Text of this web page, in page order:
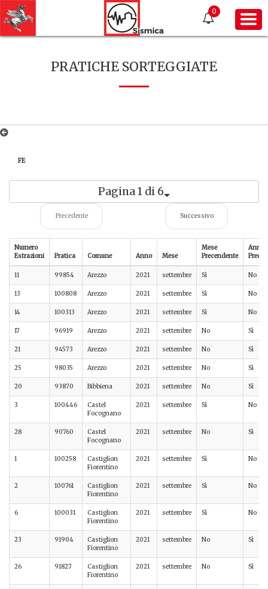
0
PRATICHE SORTEGGIATE
FE
Pagina 1 di 6
Precedente Successivo
Numero
Estrazioni
Pratica Comune Anno Mese
Mese
Precendente
Anno
11 99854 Arezzo 2021 settembre Sì No
13 100808 Arezzo 2021 settembre Sì No
14 100313 Arezzo 2021 settembre Sì No
17 96919 Arezzo 2021 settembre No Sì
21 94573 Arezzo 2021 settembre No Sì
25 98035 Arezzo 2021 settembre No Sì
20 93870 Bibbiena 2021 settembre No Sì
3 100446
Castel
Focognano
2021 settembre Sì No
28 90760
Castel
Focognano
2021 settembre No Sì
1 100258
Castiglion
Fiorentino
2021 settembre Sì No
2 100761
Castiglion
Fiorentino
2021 settembre Sì No
6 100031
Castiglion
Fiorentino
2021 settembre Sì No
23 91904
Castiglion
Fiorentino
2021 settembre No Sì
26 91827
Castiglion
Fiorentino
2021 settembre No Sì